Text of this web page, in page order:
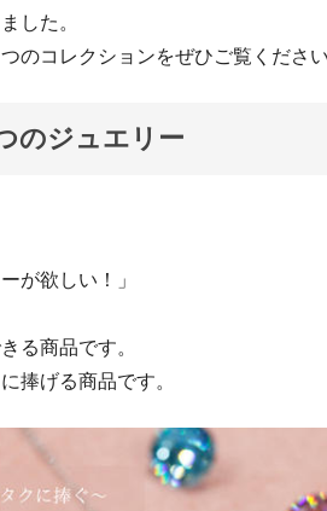
した。
のコレクションをぜひご覧ください
のジュエリー
が欲しい！」
る商品です。
捧げる商品です。